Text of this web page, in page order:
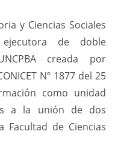
y Ciencias Sociales
de doble
creada por
Nº 1877 del 25
como unidad
a la unión de dos
Facultad de Ciencias
del Centro de la